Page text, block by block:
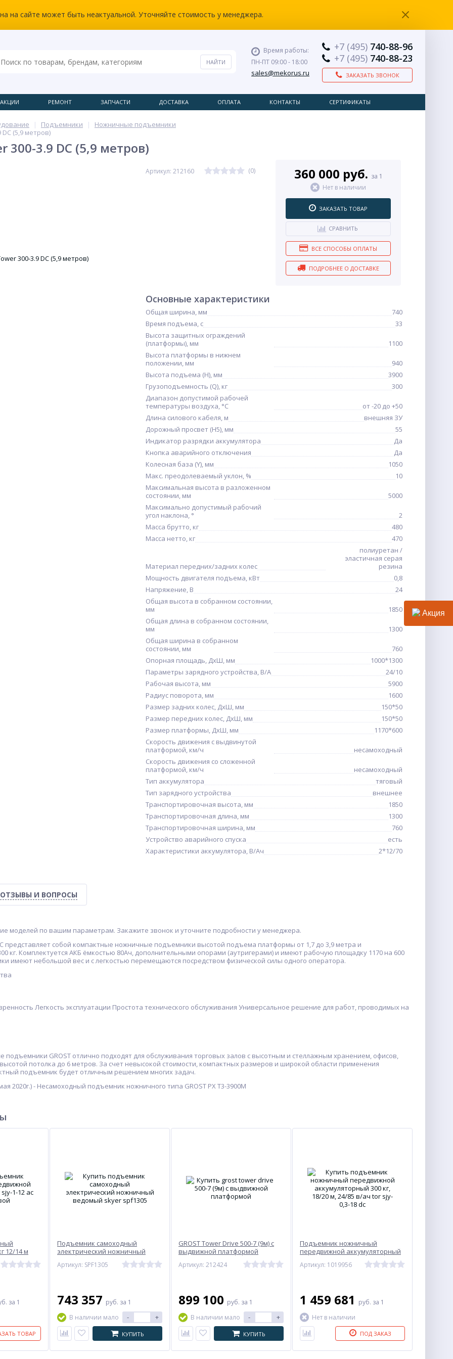
на сайте может быть неактуальной. Уточняйте стоимость у менеджера.
Время работы:
ПН-ПТ 09:00 - 18:00
sales@mekorus.ru
+7 (495) 740-88-96
+7 (495) 740-88-23
ЗАКАЗАТЬ ЗВОНОК
АКЦИИ РЕМОНТ ЗАПЧАСТИ ДОСТАВКА ОПЛАТА КОНТАКТЫ СЕРТИФИКАТЫ
Подъемники
Ножничные подъемники
DC (5,9 метров)
300-3.9 DC (5,9 метров)
Артикул: 212160 (0) 360 000 руб. за 1
Нет в наличии
ЗАКАЗАТЬ ТОВАР
СРАВНИТЬ
ВСЕ СПОСОБЫ ОПЛАТЫ
ПОДРОБНЕЕ О ДОСТАВКЕ
Основные характеристики
Общая ширина, мм
740
Время подъема, с
33
Высота защитных ограждений
(платформы), мм
1100
Высота платформы в нижнем
положении, мм
940
Высота подъема (H), мм
3900
Грузоподъемность (Q), кг
300
Диапазон допустимой рабочей
температуры воздуха, °С
от -20 до +50
Длина силового кабеля, м
внешняя ЗУ
Дорожный просвет (H5), мм
55
Индикатор разрядки аккумулятора
Да
Кнопка аварийного отключения
Да
Колесная база (Y), мм
1050
Макс. преодолеваемый уклон, %
10
Максимальная высота в разложенном
состоянии, мм
5000
Максимально допустимый рабочий
угол наклона, °
2
Масса брутто, кг
480
Масса нетто, кг
470
Материал передних/задних колес
полиуретан /
эластичная серая
резина
Мощность двигателя подъема, кВт
0,8
Напряжение, В
24
Общая высота в собранном состоянии,
мм
1850
Общая длина в собранном состоянии,
мм
1300
Общая ширина в собранном
состоянии, мм
760
Опорная площадь, ДхШ, мм
1000*1300
Параметры зарядного устройства, В/А
24/10
Рабочая высота, мм
5900
Радиус поворота, мм
1600
Размер задних колес, ДхШ, мм
150*50
Размер передних колес, ДхШ, мм
150*50
Размер платформы, ДхШ, мм
1170*600
Скорость движения с выдвинутой
платформой, км/ч
несамоходный
Скорость движения со сложенной
платформой, км/ч
несамоходный
Тип аккумулятора
тяговый
Тип зарядного устройства
внешнее
Транспортировочная высота, мм
1850
Транспортировочная длина, мм
1300
Транспортировочная ширина, мм
760
Устройство аварийного спуска
есть
Характеристики аккумулятора, В/Ач
2*12/70
ОТЗЫВЫ И ВОПРОСЫ
моделей по вашим параметрам. Закажите звонок и уточните подробности у менеджера.
представляет собой компактные ножничные подъемники высотой подъема платформы от 1,7 до 3,9 метра и
кг. Комплектуется АКБ ёмкостью 80Ач, дополнительными опорами (аутригерами) и имеют рабочую площадку 1170 на 600
имеют небольшой вес и с легкостью перемещаются посредством физической силы одного оператора.
Легкость эксплуатации Простота технического обслуживания Универсальное решение для работ, проводимых на
GROST отлично подходят для обслуживания торговых залов с высотным и стеллажным хранением, офисов,
потолка до 6 метров. За счет невысокой стоимости, компактных размеров и широкой области применения
подъемник будет отличным решением многих задач.
2020г.) - Несамоходный подъемник ножничного типа GROST PX T3-3900M
12/14 м
за 1
ТОВАР
Подъемник самоходный
электрический ножничный
ведомый SKYER SPF1305
Артикул: SPF1305
743 357 руб. за 1
В наличии мало
- +
КУПИТЬ
GROST Tower Drive 500-7 (9м) с
выдвижной платформой
Артикул: 212424
899 100 руб. за 1
В наличии мало
- +
КУПИТЬ
Подъемник ножничный
передвижной аккумуляторный
300 кг, 18/20 м, 24/85 В/Ач TOR
SJY-0,3-18 DC
Артикул: 1019956
1 459 681 руб. за 1
Нет в наличии
ПОД ЗАКАЗ
Акция